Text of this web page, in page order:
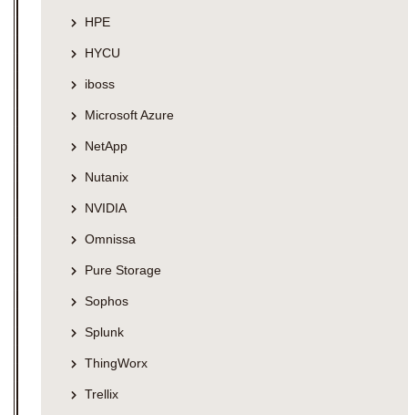
HPE
HYCU
iboss
Microsoft Azure
NetApp
Nutanix
NVIDIA
Omnissa
Pure Storage
Sophos
Splunk
ThingWorx
Trellix